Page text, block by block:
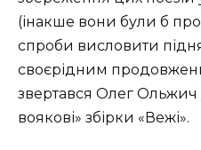
(інакше вони були б
спроби висловити
своєрідним
звертався Олег
воякові» збірки «Вежі».